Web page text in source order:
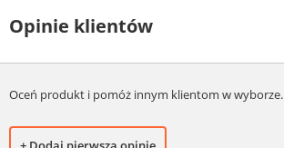
Opinie klientów
Oceń produkt i pomóż innym klientom w wyborze.